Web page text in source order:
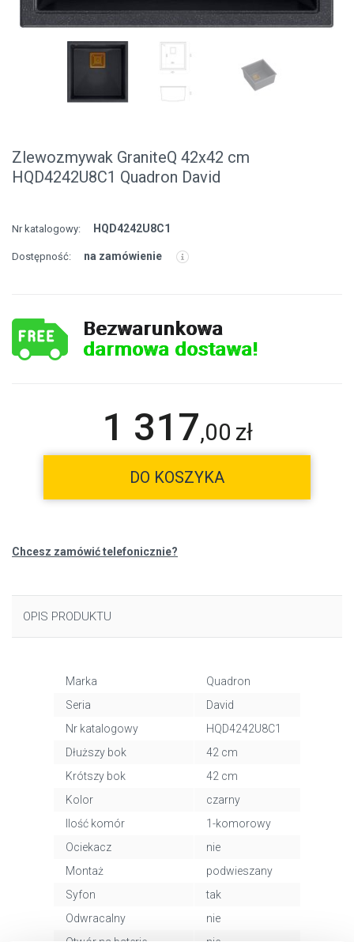
Zlewozmywak GraniteQ 42x42 cm
HQD4242U8C1 Quadron David
Nr katalogowy: HQD4242U8C1
Dostępność: na zamówienie
Bezwarunkowa
darmowa dostawa!
1 317,00 zł
DO KOSZYKA
Chcesz zamówić telefonicznie?
OPIS PRODUKTU
Marka
Quadron
Seria
David
Nr katalogowy
HQD4242U8C1
Dłuższy bok
42 cm
Krótszy bok
42 cm
Kolor
czarny
Ilość komór
1-komorowy
Ociekacz
nie
Montaż
podwieszany
Syfon
tak
Odwracalny
nie